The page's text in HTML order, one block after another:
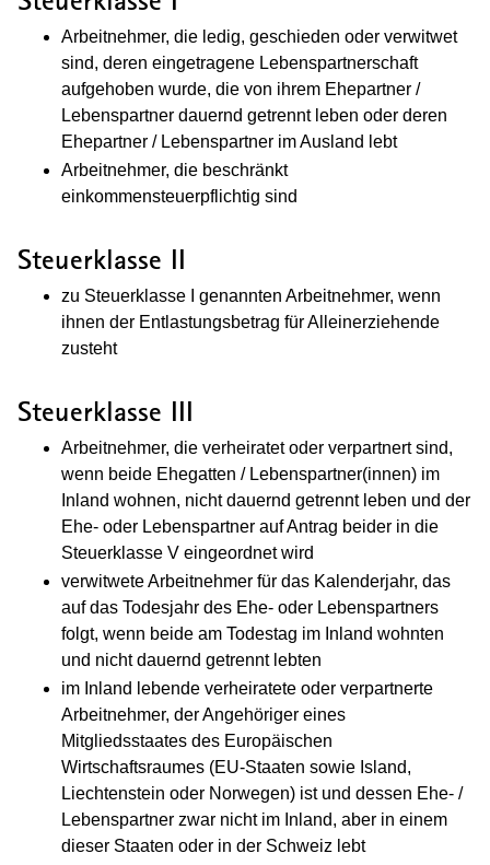
Arbeitnehmer, die ledig, geschieden oder verwitwet
sind, deren eingetragene Lebenspartnerschaft
aufgehoben wurde, die von ihrem Ehepartner /
Lebenspartner dauernd getrennt leben oder deren
Ehepartner / Lebenspartner im Ausland lebt
Arbeitnehmer, die beschränkt
einkommensteuerpflichtig sind
Steuerklasse II
zu Steuerklasse I genannten Arbeitnehmer, wenn
ihnen der Entlastungsbetrag für Alleinerziehende
zusteht
Steuerklasse III
Arbeitnehmer, die verheiratet oder verpartnert sind,
wenn beide Ehegatten / Lebenspartner(innen) im
Inland wohnen, nicht dauernd getrennt leben und der
Ehe- oder Lebenspartner auf Antrag beider in die
Steuerklasse V eingeordnet wird
verwitwete Arbeitnehmer für das Kalenderjahr, das
auf das Todesjahr des Ehe- oder Lebenspartners
folgt, wenn beide am Todestag im Inland wohnten
und nicht dauernd getrennt lebten
im Inland lebende verheiratete oder verpartnerte
Arbeitnehmer, der Angehöriger eines
Mitgliedsstaates des Europäischen
Wirtschaftsraumes (EU-Staaten sowie Island,
Liechtenstein oder Norwegen) ist und dessen Ehe- /
Lebenspartner zwar nicht im Inland, aber in einem
dieser Staaten oder in der Schweiz lebt